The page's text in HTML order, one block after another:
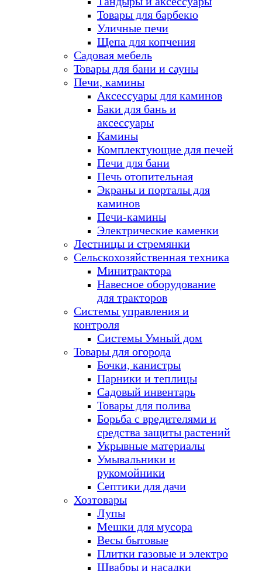
Товары для барбекю
Уличные печи
Щепа для копчения
Садовая мебель
Товары для бани и сауны
Печи, камины
Аксессуары для каминов
Баки для бань и
аксессуары
Камины
Комплектующие для печей
Печи для бани
Печь отопительная
Экраны и порталы для
каминов
Печи-камины
Электрические каменки
Лестницы и стремянки
Сельскохозяйственная техника
Минитрактора
Навесное оборудование
для тракторов
Системы управления и
контроля
Системы Умный дом
Товары для огорода
Бочки, канистры
Парники и теплицы
Садовый инвентарь
Товары для полива
Борьба с вредителями и
средства защиты растений
Укрывные материалы
Умывальники и
рукомойники
Септики для дачи
Хозтовары
Лупы
Мешки для мусора
Весы бытовые
Плитки газовые и электро
Швабры и насадки